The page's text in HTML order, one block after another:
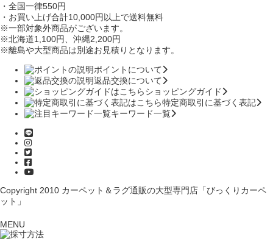
・全国一律550円
・お買い上げ合計10,000円 以上で送料無料
※一部対象外商品がございます。
※北海道1,100円
、沖縄2,200円
※離島や大型商品は別途お見積りとなります。
ポイントについて
返品交換について
ショッピングガイド
特定商取引に基づく表記
キーワード一覧
Copyright 2010 カーペット＆ラグ通販の大型専門店「びっくりカーペ
ット」
MENU